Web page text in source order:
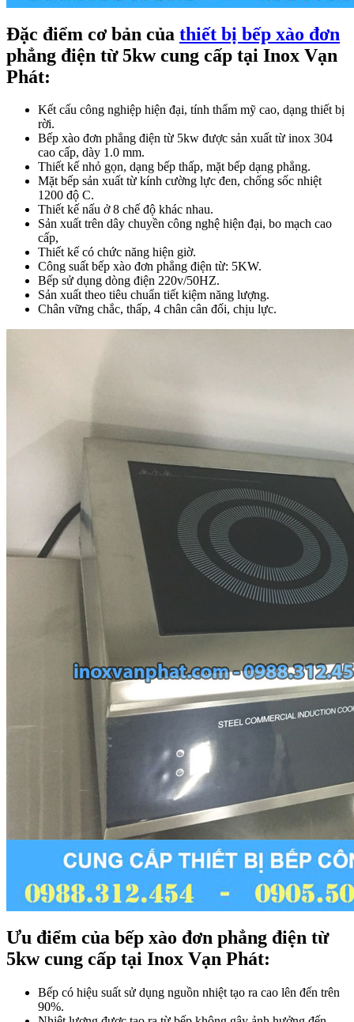
Đặc điểm cơ bản của thiết bị bếp xào đơn
phẳng điện từ 5kw cung cấp tại Inox Vạn
Phát:
Kết cấu công nghiệp hiện đại, tính thẩm mỹ cao, dạng thiết bị
rời.
Bếp xào đơn phẳng điện từ 5kw được sản xuất từ inox 304
cao cấp, dày 1.0 mm.
Thiết kế nhỏ gọn, dạng bếp thấp, mặt bếp dạng phẳng.
Mặt bếp sản xuất từ kính cường lực đen, chống sốc nhiệt
1200 độ C.
Thiết kế nấu ở 8 chế độ khác nhau.
Sản xuất trên dây chuyền công nghệ hiện đại, bo mạch cao
cấp,
Thiết kế có chức năng hiện giờ.
Công suất bếp xào đơn phẳng điện từ: 5KW.
Bếp sử dụng dòng điện 220v/50HZ.
Sản xuất theo tiêu chuẩn tiết kiệm năng lượng.
Chân vững chắc, thấp, 4 chân cân đối, chịu lực.
Ưu điểm của bếp xào đơn phẳng điện từ
5kw cung cấp tại Inox Vạn Phát:
Bếp có hiệu suất sử dụng nguồn nhiệt tạo ra cao lên đến trên
90%.